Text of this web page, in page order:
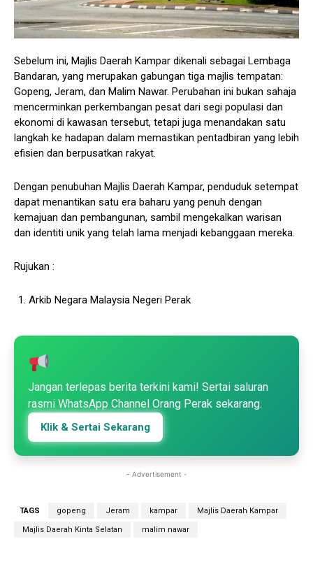
Sebelum ini, Majlis Daerah Kampar dikenali sebagai Lembaga
Bandaran, yang merupakan gabungan tiga majlis tempatan:
Gopeng, Jeram, dan Malim Nawar. Perubahan ini bukan sahaja
mencerminkan perkembangan pesat dari segi populasi dan
ekonomi di kawasan tersebut, tetapi juga menandakan satu
langkah ke hadapan dalam memastikan pentadbiran yang lebih
efisien dan berpusatkan rakyat.
Dengan penubuhan Majlis Daerah Kampar, penduduk setempat
dapat menantikan satu era baharu yang penuh dengan
kemajuan dan pembangunan, sambil mengekalkan warisan
dan identiti unik yang telah lama menjadi kebanggaan mereka.
Rujukan :
Arkib Negara Malaysia Negeri Perak
Jangan terlepas berita terkini kami! Sertai saluran
rasmi WhatsApp Channel Orang Perak sekarang.
Klik & Sertai Sekarang
- Advertisement -
TAGS gopeng Jeram kampar Majlis Daerah Kampar
Majlis Daerah Kinta Selatan malim nawar